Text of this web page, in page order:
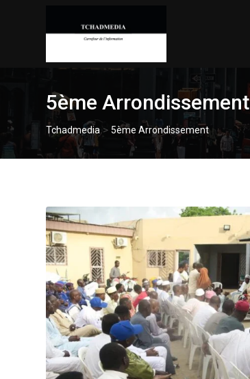
5ème Arrondissement
Tchadmedia> 5ème Arrondissement